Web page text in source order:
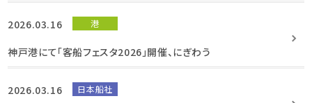
2026.03.16 港
神戸港にて「客船フェスタ2026」開催、にぎわう
2026.03.16 日本船社